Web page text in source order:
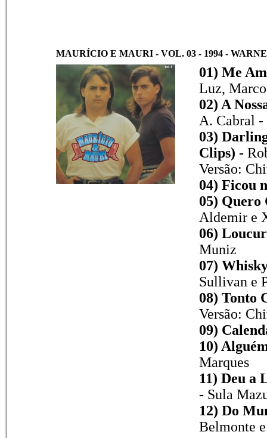
MAURÍCIO E MAURI - VOL. 03 - 1994 -
01) Me
Luz,
02) A
A. Cabral -
03)
Clips) -
Versão:
04) Ficou
05)
Aldemir e
06)
Muniz
07)
Sullivan e
08) Tonto
Versão:
09)
10)
Marques
11) Deu a
-Sula
12) Do
Belmonte